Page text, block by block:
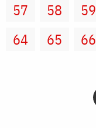
57
58 59
64
65 66